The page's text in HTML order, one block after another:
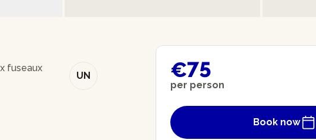
UN
fuseaux
€75
per person
Book now